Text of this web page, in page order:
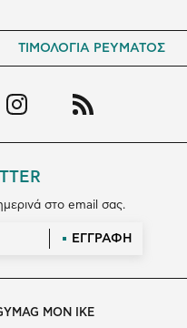
ΤΙΜΟΛΟΓΙΑ ΡΕΥΜΑΤΟΣ
στο email σας.
ΕΓΓΡΑΦΗ
MON IKE